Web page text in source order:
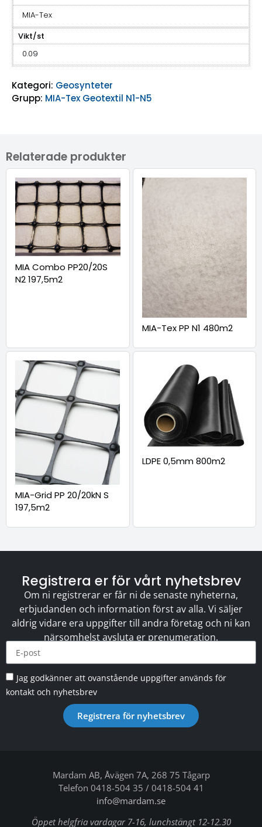
MIA-Tex
Vikt/st
0.09
Kategori: Geosynteter
Grupp: MIA-Tex Geotextil N1-N5
Relaterade produkter
MIA Combo PP20/20S
N2 197,5m2
MIA-Tex PP N1 480m2
MIA-Grid PP 20/20kN S
197,5m2
LDPE 0,5mm 800m2
Registrera er för vårt nyhetsbrev
Om ni registrerar er får ni de senaste nyheterna,
erbjudanden och information först av alla. Vi säljer
aldrig vidare era uppgifter till andra företag och ni kan
närsomhelst avsluta er prenumeration.
Jag godkänner att ovanstående uppgifter används för
kontakt och nyhetsbrev
Registrera för nyhetsbrev
Mardam AB, Åvägen 7A, 268 75 Tågarp
Telefon 0418-504 35 / 0418-504 41
info@mardam.se
Öppet helgfria vardagar 7-16, lunchstängt 12-12.30